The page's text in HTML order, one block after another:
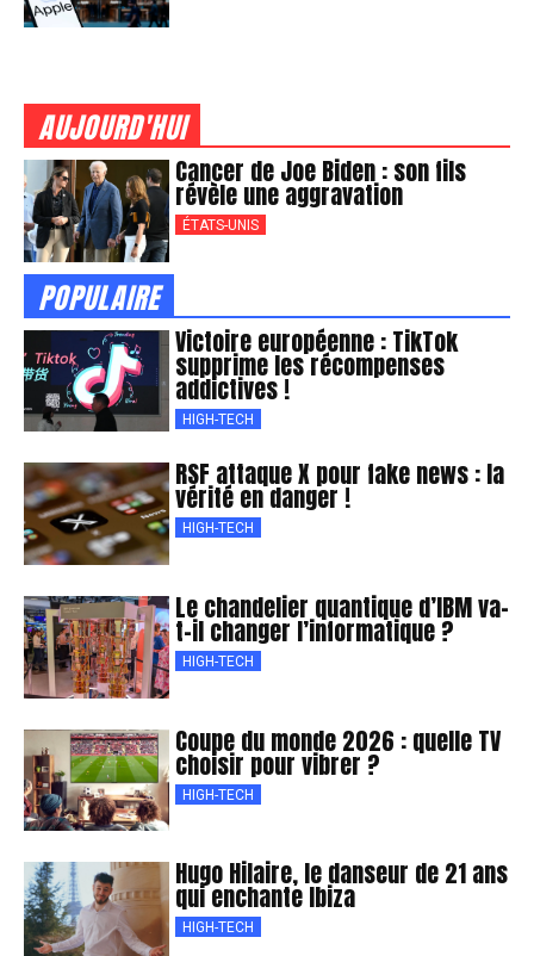
AUJOURD'HUI
Cancer de Joe Biden : son fils
révèle une aggravation
ÉTATS-UNIS
POPULAIRE
Victoire européenne : TikTok
supprime les récompenses
addictives !
HIGH-TECH
RSF attaque X pour fake news : la
vérité en danger !
HIGH-TECH
Le chandelier quantique d’IBM va-
t-il changer l’informatique ?
HIGH-TECH
Coupe du monde 2026 : quelle TV
choisir pour vibrer ?
HIGH-TECH
Hugo Hilaire, le danseur de 21 ans
qui enchante Ibiza
HIGH-TECH